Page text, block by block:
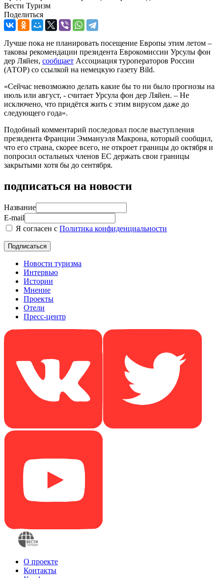
Вести Туризм
Поделиться
Лучше пока не планировать посещение Европы этим летом –
таковы рекомендации президента Еврокомиссии Урсулы фон
дер Ляйен, сообщает Ассоциация туроператоров России
(АТОР) со ссылкой на немецкую газету Bild.
«Сейчас невозможно делать какие бы то ни было прогнозы на
июль или август, - считает Урсула фон дер Ляйен. – Не
исключено, что придётся жить с этим вирусом даже до
следующего года».
Подобный комментарий последовал после выступления
президента Франции Эммануэля Макрона, который сообщил,
что его страна, скорее всего, не откроет границы до октября и
попросил остальных членов ЕС держать свои границы
закрытыми хотя бы до сентября.
подписаться на новости
Название
E-mail
Я согласен с Политика конфиденциальности
Новости туризма
Интервью
Истории
Мнение
Проекты
Отели
Пресс-центр
О проекте
Контакты